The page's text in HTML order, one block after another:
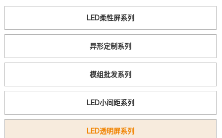
LED柔性屏系列
异形定制系列
模组批发系列
LED小间距系列
LED透明屏系列